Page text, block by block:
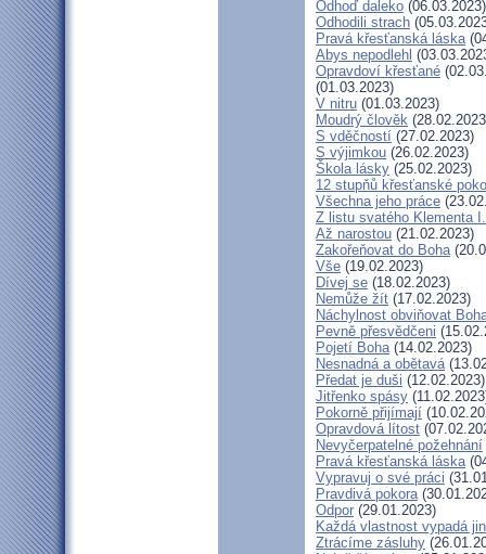
Odhoď daleko (06.03.2023)
Odhodili strach
Pravá křesťanská láska
Abys nepodlehl
Opravdoví křesťané
(01.03.2023)
V nitru (01.03.2023)
Moudrý člověk
S vděčností (27.02.2023)
S výjimkou (26.02.2023)
Škola lásky (25.02.2023)
12 stupňů křesťanské
Všechna jeho práce
Z listu svatého Klementa I.
Až narostou (21.02.2023)
Zakořeňovat do Boha
Vše (19.02.2023)
Dívej se (18.02.2023)
Nemůže žít (17.02.2023)
Náchylnost obviňovat
Pevně přesvědčeni
Pojetí Boha(14.02.2023)
Nesnadná a obětavá
Předat je duši (12.02.2023)
Jitřenko spásy
Pokorně přijímají
Opravdová lítost
Nevyčerpatelné požehnání
Pravá křesťanská láska
Vypravuj o své práci
Pravdivá pokora
Odpor (29.01.2023)
Každá vlastnost vypadá
Ztrácíme zásluhy